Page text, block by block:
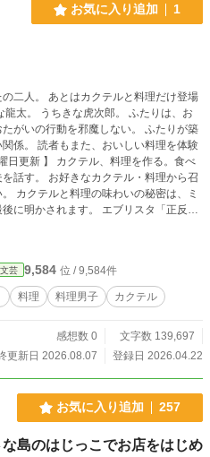
お気に入り追加 1
二人。 あとはカクテルと料理だけ登場
龍太。 うちきな虎次郎。 ふたりは、お
がいの行動を邪魔しない。 ふたりが築
係。 読者もまた、おいしい料理を体験
話す。 お好きなカクテル・料理から召
、ミ
ます。 エブリスタ「正反対
作品を連載化。 審査委員に『ルー語食
BL』を評された小説をおたのしみくだ
芸 9,584 位 / 9,584件
料理 料理男子 カクテル
感想数 0
文字数 139,697
更新日 2026.08.07
登録日 2026.04.22
お気に入り追加 257
島のはじっこでお店をはじめ